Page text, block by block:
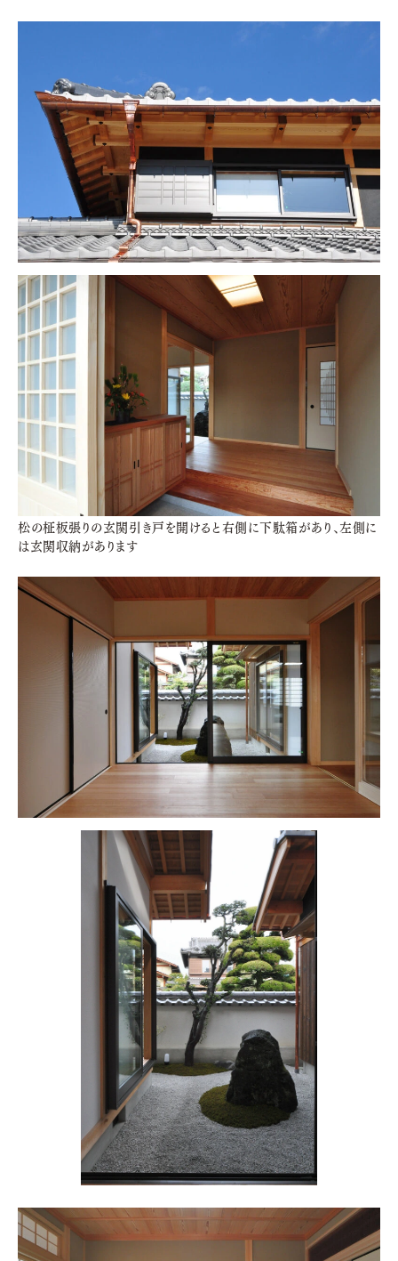
松の柾板張りの玄関引き戸を開けると右側に下駄箱があり、左側に
は玄関収納があります